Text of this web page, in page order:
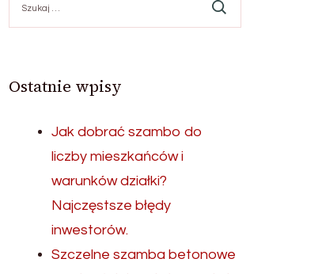
Ostatnie wpisy
Jak dobrać szambo do
liczby mieszkańców i
warunków działki?
Najczęstsze błędy
inwestorów.
Szczelne szamba betonowe